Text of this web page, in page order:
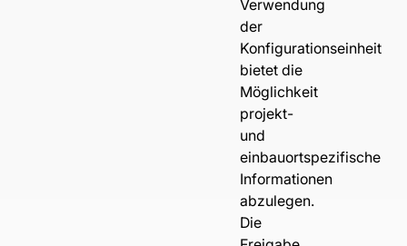
der
Konfigurationseinheit
bietet die
Möglichkeit
projekt-
und
einbauortspezifische
Informationen
abzulegen.
Die